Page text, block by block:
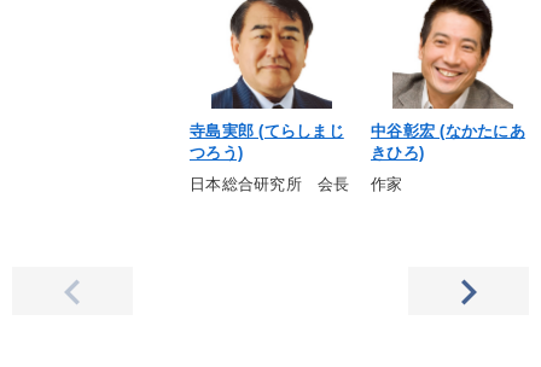
寺島実郎 (てらしまじ
つろう)
日本総合研究所 会長
中谷彰宏 (なかたにあ
きひろ)
作家